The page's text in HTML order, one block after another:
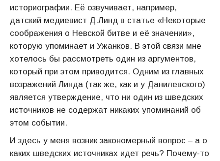
историографии. Её озвучивает, например,
датский медиевист Д.Линд в статье «Некоторые
соображения о Невской битве и её значении»,
которую упоминает и Ужанков. В этой связи мне
хотелось бы рассмотреть один из аргументов,
который при этом приводится. Одним из главных
возражений Линда (так же, как и у Данилевского)
является утверждение, что ни один из шведских
источников не содержат никаких упоминаний об
этом событии.
И здесь у меня возник закономерный вопрос – а о
каких шведских источниках идет речь? Почему-то